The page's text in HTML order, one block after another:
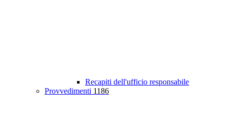
Recapiti dell'ufficio responsabile
Provvedimenti 1186